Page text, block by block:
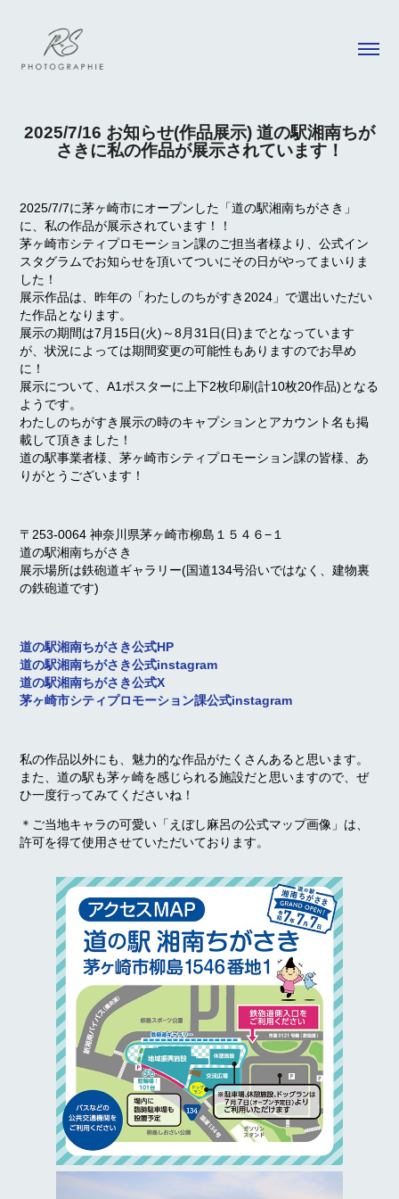
2025/7/16 お知らせ(作品展示) 道の駅湘南ちが
さきに私の作品が展示されています！
2025/7/7に茅ヶ崎市にオープンした「道の駅湘南ちがさき」
に、私の作品が展示されています！！
茅ヶ崎市シティプロモーション課のご担当者様より、公式イン
スタグラムでお知らせを頂いてついにその日がやってまいりま
した！
展示作品は、昨年の「わたしのちがすき2024」で選出いただい
た作品となります。
展示の期間は7月15日(火)～8月31日(日)までとなっています
が、状況によっては期間変更の可能性もありますのでお早め
に！
展示について、A1ポスターに上下2枚印刷(計10枚20作品)となる
ようです。
わたしのちがすき展示の時のキャプションとアカウント名も掲
載して頂きました！
道の駅事業者様、茅ヶ崎市シティプロモーション課の皆様、あ
りがとうございます！
〒253-0064 神奈川県茅ヶ崎市柳島１５４６−１
道の駅湘南ちがさき
展示場所は鉄砲道ギャラリー(国道134号沿いではなく、建物裏
の鉄砲道です)
道の駅湘南ちがさき公式HP
道の駅湘南ちがさき公式instagram
道の駅湘南ちがさき公式X
茅ヶ崎市シティプロモーション課公式instagram
私の作品以外にも、魅力的な作品がたくさんあると思います。
また、道の駅も茅ヶ崎を感じられる施設だと思いますので、ぜ
ひ一度行ってみてくださいね！
＊ご当地キャラの可愛い「えぼし麻呂の公式マップ画像」は、
許可を得て使用させていただいております。